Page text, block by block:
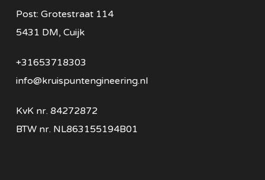
Post: Grotestraat 114
5431 DM, Cuijk
+31653718303
info@kruispuntengineering.nl
KvK nr. 84272872
BTW nr. NL863155194B01